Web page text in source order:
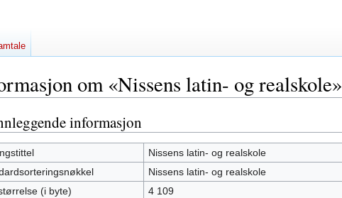
om «Nissens latin- og realskole»
informasjon
Nissens latin- og realskole
Nissens latin- og realskole
(i byte)
4 109